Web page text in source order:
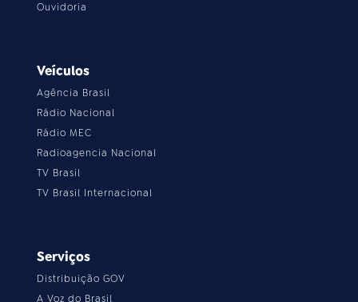
Ouvidoria
Veículos
Agência Brasil
Rádio Nacional
Rádio MEC
Radioagencia Nacional
TV Brasil
TV Brasil Internacional
Serviços
Distribuição GOV
A Voz do Brasil